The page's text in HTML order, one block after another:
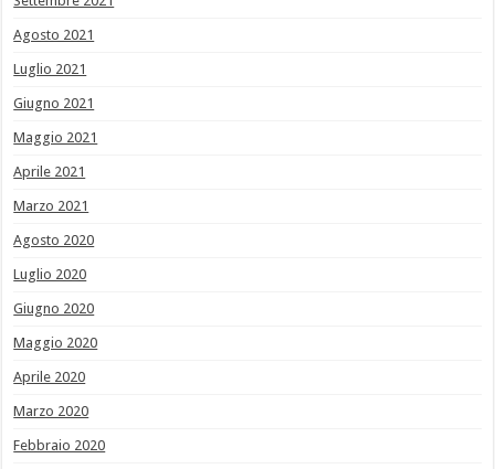
Agosto 2021
Luglio 2021
Giugno 2021
Maggio 2021
Aprile 2021
Marzo 2021
Agosto 2020
Luglio 2020
Giugno 2020
Maggio 2020
Aprile 2020
Marzo 2020
Febbraio 2020